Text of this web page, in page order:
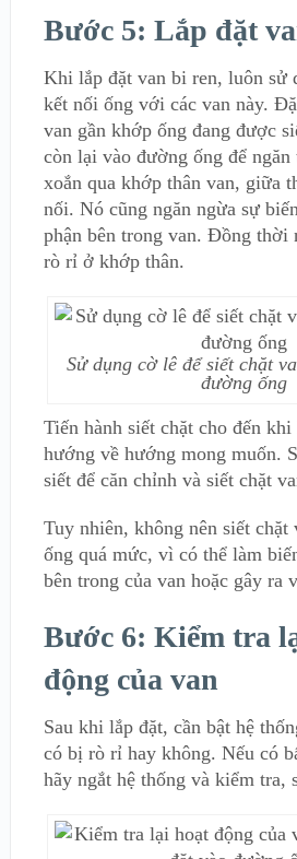
Bước 5: Lắp đặt
Khi lắp đặt van bi ren, luôn sử
kết nối ống với các van này.
van gần khớp ống đang được
còn lại vào đường ống để
xoắn qua khớp thân van, giữa
nối. Nó cũng ngăn ngừa sự
phận bên trong van. Đồng thời
rò rỉ ở khớp thân.
Sử dụng cờ lê để siết chặt
đường ống
Tiến hành siết chặt cho đến
hướng về hướng mong muốn.
siết để căn chỉnh và siết chặt
Tuy nhiên, không nên siết chặt
ống quá mức, vì có thể làm
bên trong của van hoặc gây ra
Bước 6: Kiểm tra
động của van
Sau khi lắp đặt, cần bật hệ
có bị rò rỉ hay không. Nếu có
hãy ngắt hệ thống và kiểm tra,